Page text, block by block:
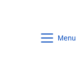
Menu